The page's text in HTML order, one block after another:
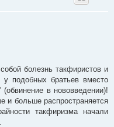
болезнь такфиристов и
подобных братьев вместо
в нововведении)!
и больше распространяется
такфиризма начали